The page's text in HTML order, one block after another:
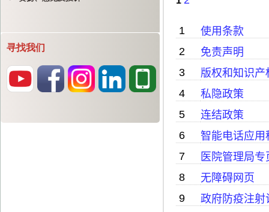
寻找我们